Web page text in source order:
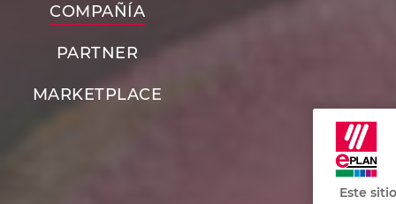
COMPAÑÍA
PARTNER
MARKETPLACE
Este